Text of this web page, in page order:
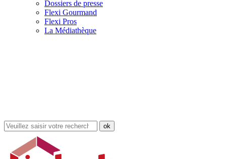
Dossiers de presse
Flexi Gourmand
Flexi Pros
La Médiathèque
Rechercher
dans
site